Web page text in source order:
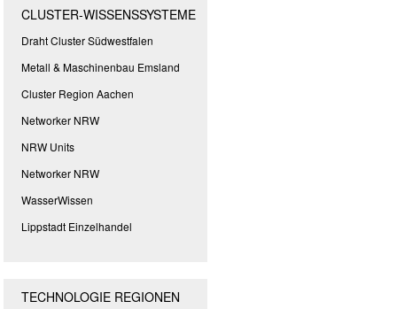
CLUSTER-WISSENSSYSTEME
Draht Cluster Südwestfalen
Metall & Maschinenbau Emsland
Cluster Region Aachen
Networker NRW
NRW Units
Networker NRW
WasserWissen
Lippstadt Einzelhandel
TECHNOLOGIE REGIONEN